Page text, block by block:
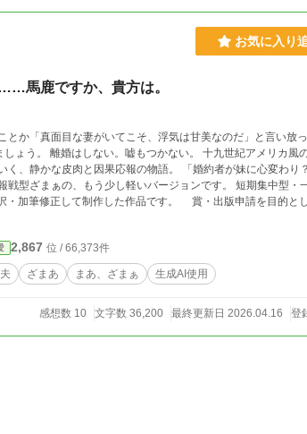
お気に入り
馬鹿ですか、貴方は。
か「真面目な妻がいてこそ、浮気は甘美なのだ」と言い放
ょう。 離婚はしない。嘘もつかない。 十九世紀アメリカ風
の物語。 「婚約者が妹に心変わり？では一刺しし
型ざまぁの、もう少し軽いバージョンです。 短期集中型・
・加筆修正して制作した作品です。 賞・出版申請を目的と
2,867 位 / 66,373件
ざまあ まあ、ざまぁ 生成AI使用
感想数 10 文字数 36,200 最終更新日 2026.04.16 登